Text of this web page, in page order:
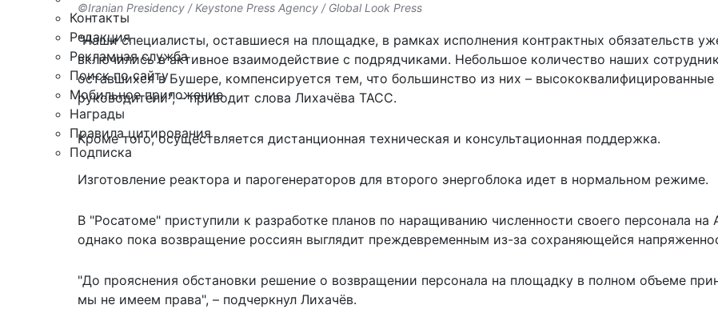
Контакты
Редакция
Рекламная служба
Поиск по сайту
Мобильное приложение
Награды
Правила цитирования
Подписка
©Iranian Presidency / Keystone Press Agency / Global Look Press
"Наши специалисты, оставшиеся на площадке, в рамках исполнения контрактных обязательств
включились в активное взаимодействие с подрядчиками. Небольшое количество наших
оставшихся в Бушере, компенсируется тем, что большинство из них – высококвалифицированные
руководители", –приводит слова Лихачёва ТАСС.
Кроме того, осуществляется дистанционная техническая и консультационная поддержка.
Изготовление реактора и парогенераторов для второго энергоблока идет в нормальном режиме.
В "Росатоме" приступили к разработке планов по наращиванию численности своего персонала на
однако пока возвращение россиян выглядит преждевременным из-за сохраняющейся
"До прояснения обстановки решение о возвращении персонала на площадку в полном объеме
мы не имеем права", – подчеркнул Лихачёв.